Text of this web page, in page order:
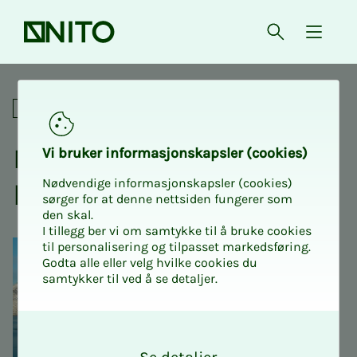
Forsiden Åpne søk
{
Mineraljakten på Grønland
Digitalt
Mi­­­ne­ral­jak­­­ten på Grøn­
land
Vi bru­­­ker in­­­for­­­ma­­­sjons­­­kaps­­­­­ler (cookies)
Nødvendige informasjonskapsler (cookies)
sørger for at denne nettsiden fungerer som
den skal.
I tillegg ber vi om samtykke til å bruke cookies
til personalisering og tilpasset markedsføring.
Godta alle eller velg hvilke cookies du
samtykker til ved å se detaljer.